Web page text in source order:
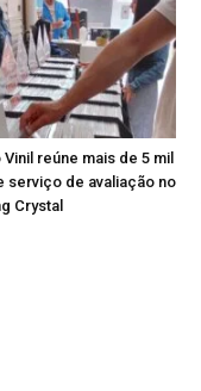
Vinil reúne mais de 5 mil
serviço de avaliação no
Crystal